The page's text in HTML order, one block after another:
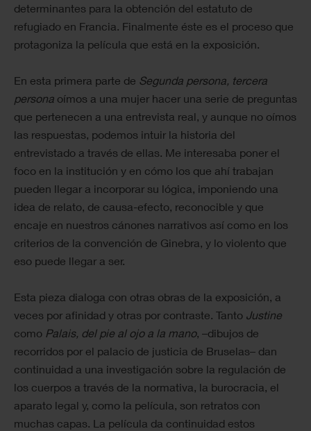
determinantes para la obtención del estatuto de
refugiado en Francia. Finalmente éste es el proceso que
protagoniza la película que está en la exposición.
En esta primera parte de Segunda persona, tercera
persona oímos a una mujer hacer una serie de preguntas
que pertenecen a una entrevista real, y aunque no oímos
las respuestas, podemos intuir la historia del
entrevistado a través de ellas. Me interesaba poner el
foco en la institución y en cómo los que ahí trabajan
pueden llegar a incorporar su lógica, imponiendo una
idea de relato, de causa-efecto, reconocible y que
encaje en nuestros cánones narrativos así como en los
criterios de la convención de Ginebra, y lo violento que
eso puede llegar a ser.
Esta pieza dialoga con otras obras de la exposición, a
veces por afinidad y otras por contraste. Tanto Justine
como Palais, del pie al ojo a la mano, –dibujos de
recorridos por el palacio de justicia de Bruselas– dan
continuidad a una investigación sobre la regulación de
los cuerpos a través de la normativa, la burocracia, el
aparato legal y, como la película, son retratos con
muchas capas. La película da continuidad estos